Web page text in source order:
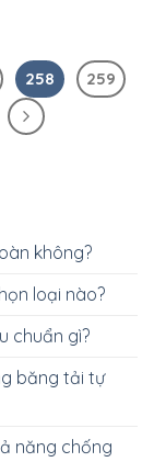
258
259
không?
loại nào?
chuẩn gì?
băng tải tự
năng chống